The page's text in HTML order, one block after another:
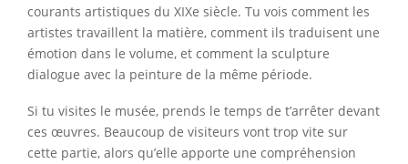
courants artistiques du XIXe siècle. Tu vois comment les
artistes travaillent la matière, comment ils traduisent une
émotion dans le volume, et comment la sculpture
dialogue avec la peinture de la même période.
Si tu visites le musée, prends le temps de t’arrêter devant
ces œuvres. Beaucoup de visiteurs vont trop vite sur
cette partie, alors qu’elle apporte une compréhension